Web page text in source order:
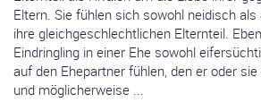
Eltern. Sie fühlen sich sowohl neidisch
ihre gleichgeschlechtlichen Elternteil.
Eindringling in einer Ehe sowohl
auf den Ehepartner fühlen, den er oder
und möglicherweise ...